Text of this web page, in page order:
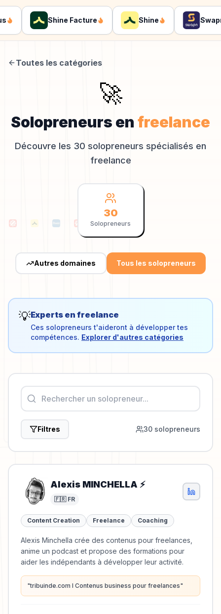
Shine Facture Shine Swapn
Toutes les catégories
🚀
Solopreneurs en freelance
Découvre les 30 solopreneurs spécialisés en
freelance
30
Solopreneurs
Autres domaines Tous les solopreneurs
💡Experts en freelance
Ces solopreneurs t'aideront à développer tes
compétences. Explorer d'autres catégories
Filtres 30 solopreneurs
Alexis MINCHELLA ⚡️
🇫🇷 FR
Content Creation Freelance Coaching
Alexis Minchella crée des contenus pour freelances,
anime un podcast et propose des formations pour
aider les indépendants à développer leur activité.
"tribuinde.com I Contenus business pour freelances"